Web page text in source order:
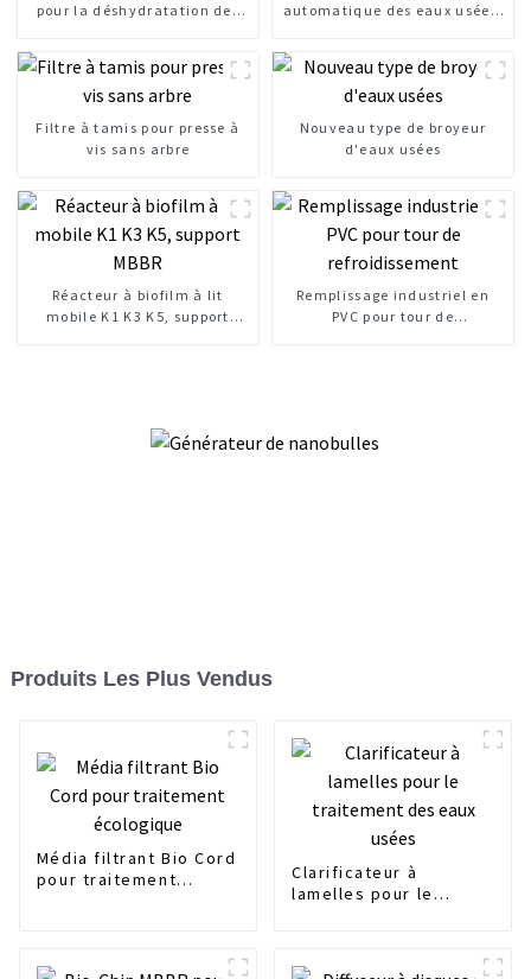
pour la déshydratation des
automatique des eaux usées,
Filtre à tamis pour presse à
vis sans arbre
Nouveau type de broyeur
d'eaux usées
Réacteur à biofilm à lit
mobile K1 K3 K5, support
Remplissage industriel en
PVC pour tour de
Produits Les Plus Vendus
Média filtrant Bio Cord
pour traitement
Clarificateur à
lamelles pour le